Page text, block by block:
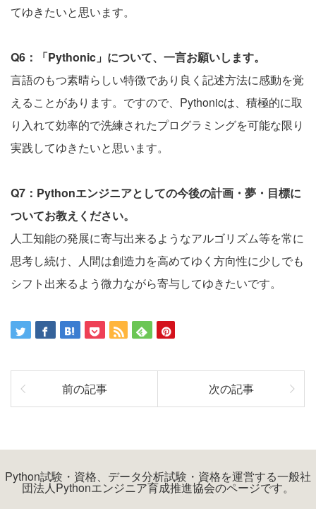
てゆきたいと思います。
Q6：「Pythonic」について、一言お願いします。
言語のもつ素晴らしい特徴であり良く記述方法に感動を覚
えることがあります。ですので、Pythonicは、積極的に取
り入れて効率的で洗練されたプログラミングを可能な限り
実践してゆきたいと思います。
Q7：Pythonエンジニアとしての今後の計画・夢・目標に
ついてお教えください。
人工知能の発展に寄与出来るようなアルゴリズム等を常に
思考し続け、人間は創造力を高めてゆく方向性に少しでも
シフト出来るよう微力ながら寄与してゆきたいです。
前の記事 次の記事
Python試験・資格、データ分析試験・資格を運営する一般社
団法人Pythonエンジニア育成推進協会のページです。